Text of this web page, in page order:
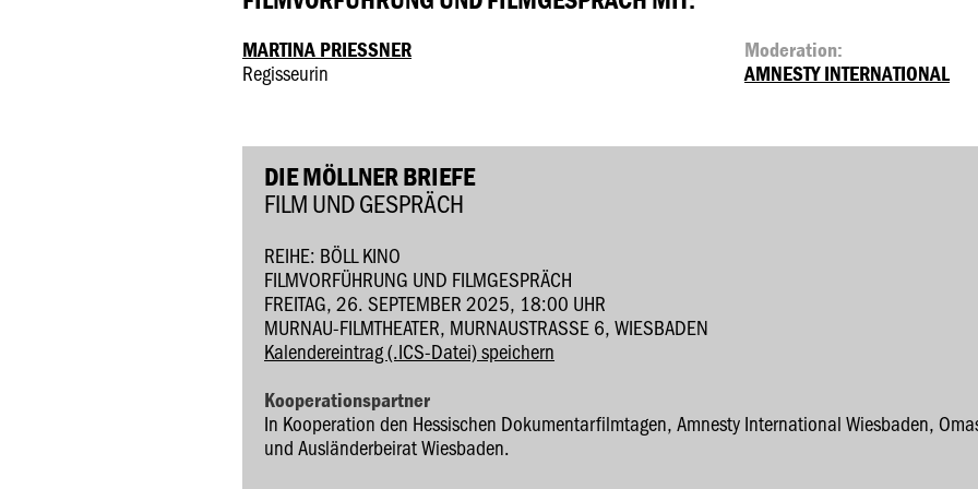
MARTINA PRIESSNER
Regisseurin
Moderation:
AMNESTY INTERNATIONAL
DIE MÖLLNER BRIEFE
FILM UND GESPRÄCH
REIHE: BÖLL KINO
FILMVORFÜHRUNG UND FILMGESPRÄCH
FREITAG, 26. SEPTEMBER 2025, 18:00 UHR
MURNAU-FILMTHEATER, MURNAUSTRASSE 6, WIESBADEN
Kalendereintrag (.ICS-Datei) speichern
Kooperationspartner
In Kooperation den Hessischen Dokumentarfilmtagen, Amnesty International Wiesbaden,
und Ausländerbeirat Wiesbaden.